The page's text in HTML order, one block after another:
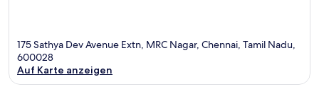
175 Sathya Dev Avenue Extn, MRC Nagar, Chennai, Tamil Nadu,
600028
Auf Karte anzeigen